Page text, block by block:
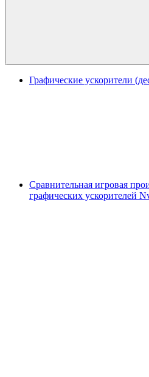
Графические ускорители
Сравнительная игровая
графических ускорителей